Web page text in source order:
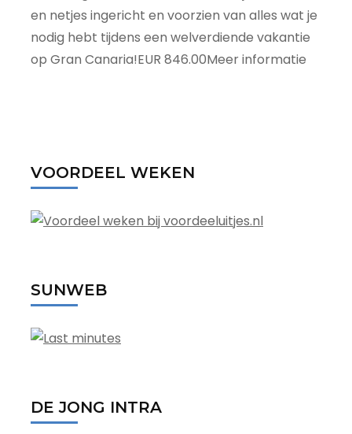
en netjes ingericht en voorzien van alles wat je
nodig hebt tijdens een welverdiende vakantie
op Gran Canaria!EUR 846.00Meer informatie
VOORDEEL WEKEN
SUNWEB
DE JONG INTRA